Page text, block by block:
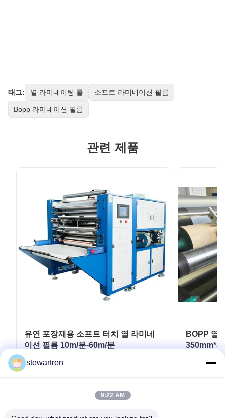
태그: 열 라미네이팅 롤 소프트 라미네이션 필름
Bopp 라미네이션 필름
관련 제품
유연 포장재용 소프트 터치 열 라미네
이션 필름 10m/분-60m/분
BOPP 열
stewartren
9:22 AM